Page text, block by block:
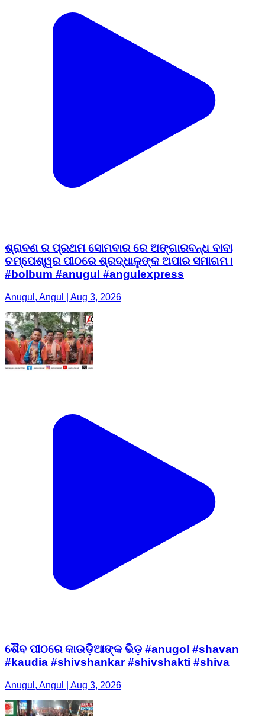
ଶ୍ରାବଣ ର ପ୍ରଥମ ସୋମବାର ରେ ଅଙ୍ଗାରବନ୍ଧ ବାବା
ଚମ୍ପେଶ୍ୱର ପୀଠରେ ଶ୍ରଦ୍ଧାଳୁଙ୍କ ଅପାର ସମାଗମ।
#bolbum #anugul #angulexpress
Anugul, Angul | Aug 3, 2026
ଶୈବ ପୀଠରେ କାଉଡ଼ିଆଙ୍କ ଭିଡ଼ #anugol #shavan
#kaudia #shivshankar #shivshakti #shiva
Anugul, Angul | Aug 3, 2026